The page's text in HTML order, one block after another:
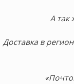
А так
Доставка в